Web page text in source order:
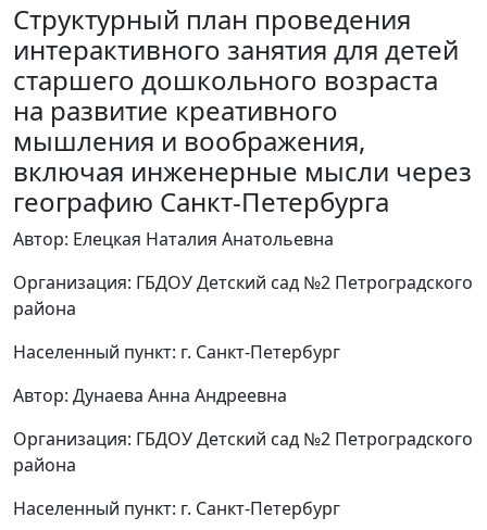
Структурный план проведения
интерактивного занятия для детей
старшего дошкольного возраста
на развитие креативного
мышления и воображения,
включая инженерные мысли через
географию Санкт-Петербурга
Автор: Елецкая Наталия Анатольевна
Организация: ГБДОУ Детский сад №2 Петроградского
района
Населенный пункт: г. Санкт-Петербург
Автор: Дунаева Анна Андреевна
Организация: ГБДОУ Детский сад №2 Петроградского
района
Населенный пункт: г. Санкт-Петербург